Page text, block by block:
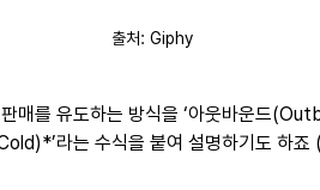
출처: Giphy
매를 유도하는 방식을 ‘아웃바운드
라는 수식을 붙여 설명하기도 하죠